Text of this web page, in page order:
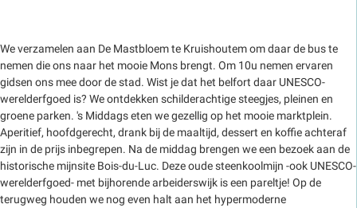
We verzamelen aan De Mastbloem te Kruishoutem om daar de bus te
nemen die ons naar het mooie Mons brengt. Om 10u nemen ervaren
gidsen ons mee door de stad. Wist je dat het belfort daar UNESCO-
werelderfgoed is? We ontdekken schilderachtige steegjes, pleinen en
groene parken. 's Middags eten we gezellig op het mooie marktplein.
Aperitief, hoofdgerecht, drank bij de maaltijd, dessert en koffie achteraf
zijn in de prijs inbegrepen. Na de middag brengen we een bezoek aan de
historische mijnsite Bois-du-Luc. Deze oude steenkoolmijn -ook UNESCO-
werelderfgoed- met bijhorende arbeiderswijk is een pareltje! Op de
terugweg houden we nog even halt aan het hypermoderne